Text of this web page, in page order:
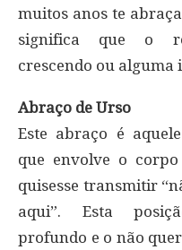
muitos anos te
significa que o
crescendo ou alguma
Abraço de Urso
Este abraço é
que envolve o
quisesse transmitir
aqui”. Esta
profundo e o não